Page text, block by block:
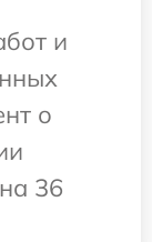
и
о
36